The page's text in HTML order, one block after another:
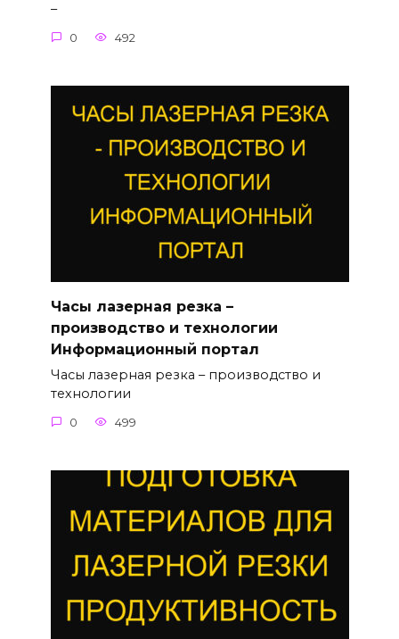
–
0 492
Часы лазерная резка –
производство и технологии
Информационный портал
Часы лазерная резка – производство и
технологии
0 499